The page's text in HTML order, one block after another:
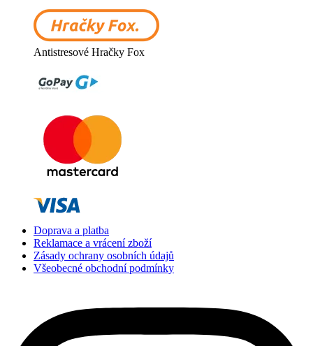
Antistresové Hračky Fox
Doprava a platba
Reklamace a vrácení zboží
Zásady ochrany osobních údajů
Všeobecné obchodní podmínky